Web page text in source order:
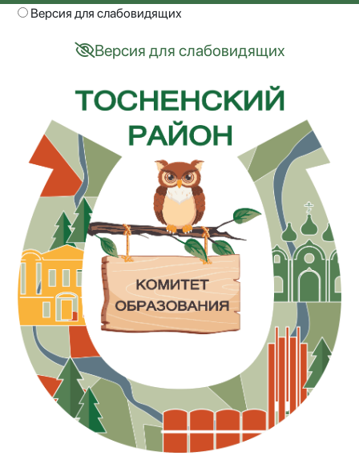
Версия для слабовидящих
Версия для слабовидящих